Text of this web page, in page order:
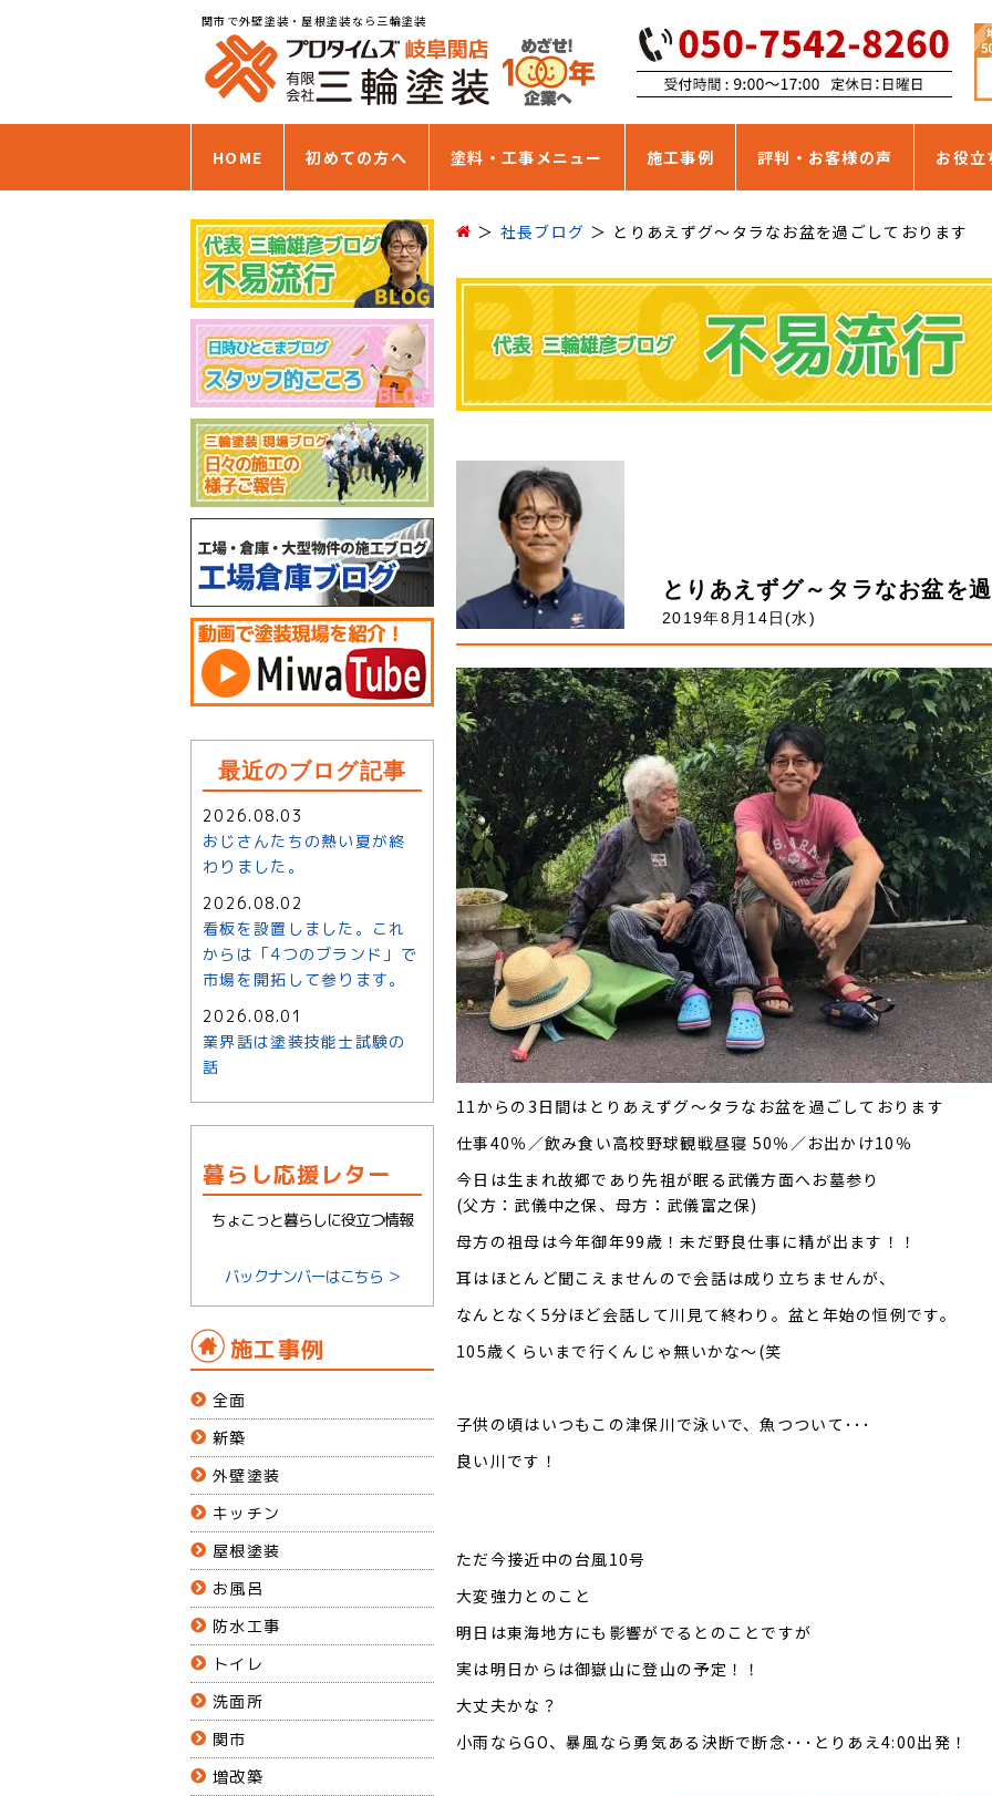
関市で外壁塗装・屋根塗装なら三輪塗装
HOME 初めての方へ 塗料・工事メニュー 施工事例 評判・お客様の声 お役立
社長ブログ とりあえずグ～タラなお盆を過ごしております
とりあえずグ～タラなお盆を
2019年8月14日(水)
11からの3日間はとりあえずグ～タラなお盆を過ごしております
仕事40％／飲み食い高校野球観戦昼寝 50％／お出かけ10％
今日は生まれ故郷であり先祖が眠る武儀方面へお墓参り
(父方：武儀中之保、母方：武儀富之保)
母方の祖母は今年御年99歳！未だ野良仕事に精が出ます！！
耳はほとんど聞こえませんので会話は成り立ちませんが、
なんとなく5分ほど会話して川見て終わり。盆と年始の恒例です。
105歳くらいまで行くんじゃ無いかな～(笑
子供の頃はいつもこの津保川で泳いで、魚つついて･･･
良い川です！
ただ今接近中の台風10号
大変強力とのこと
明日は東海地方にも影響がでるとのことですが
実は明日からは御嶽山に登山の予定！！
大丈夫かな？
小雨ならGO、暴風なら勇気ある決断で断念･･･とりあえ4:00出発！
最近のブログ記事
2026.08.03
おじさんたちの熱い夏が終
わりました。
2026.08.02
看板を設置しました。これ
からは「4つのブランド」で
市場を開拓して参ります。
2026.08.01
業界話は塗装技能士試験の
話
暮らし応援レター
ちょこっと暮らしに役立つ情報
バックナンバーはこちら ＞
施工事例
全面
新築
外壁塗装
キッチン
屋根塗装
お風呂
防水工事
トイレ
洗面所
関市
増改築